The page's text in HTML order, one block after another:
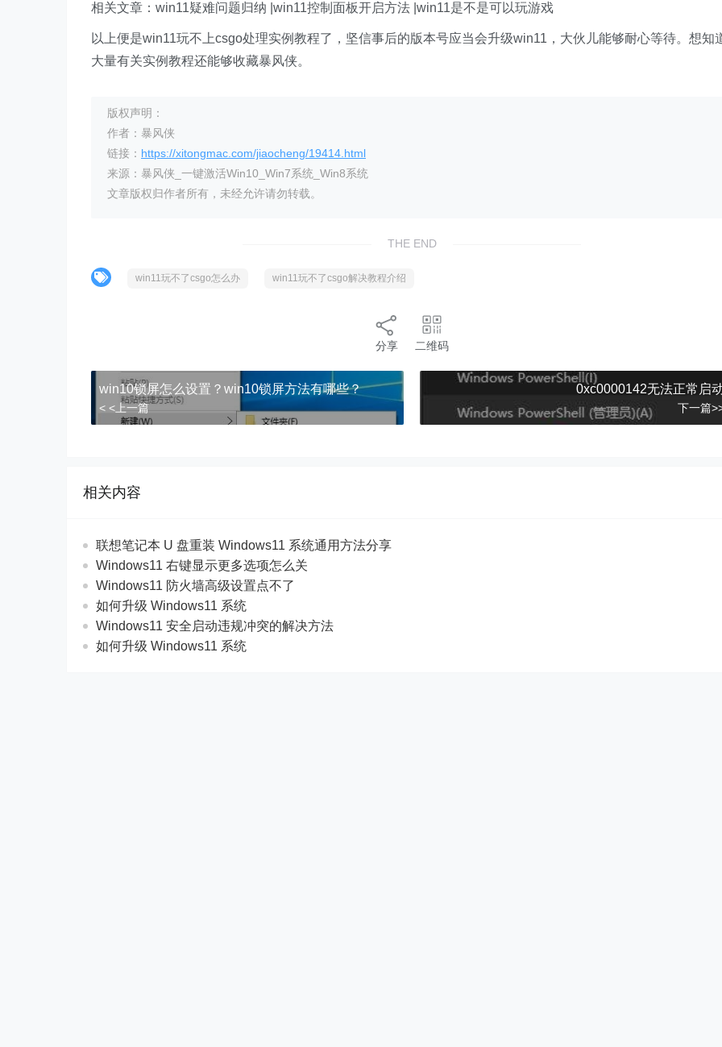
相关文章：win11疑难问题归纳 |win11控制面板开启方法 |win11是不是可以玩游戏
以上便是win11玩不上csgo处理实例教程了，坚信事后的版本号应当会升级win11，大伙儿能够耐心等待。想知
大量有关实例教程还能够收藏暴风侠。
版权声明：
作者：暴风侠
链接： https://xitongmac.com/jiaocheng/19414.html
来源：暴风侠_一键激活Win10_Win7系统_Win8系统
文章版权归作者所有，未经允许请勿转载。
THE END
win11玩不了csgo怎么办 win11玩不了csgo解决教程介绍
分享 二维码
win10锁屏怎么设置？win10锁屏方法有哪些？
< <上一篇
0xc0000142无法正常启
下一篇
相关内容
联想笔记本 U 盘重装 Windows11 系统通用方法分享
Windows11 右键显示更多选项怎么关
Windows11 防火墙高级设置点不了
如何升级 Windows11 系统
Windows11 安全启动违规冲突的解决方法
如何升级 Windows11 系统